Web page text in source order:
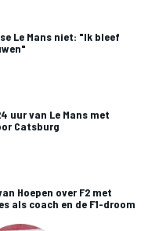
Le Mans niet: "Ik bleef
uur van Le Mans met
Catsburg
Hoepen over F2 met
als coach en de F1-droom